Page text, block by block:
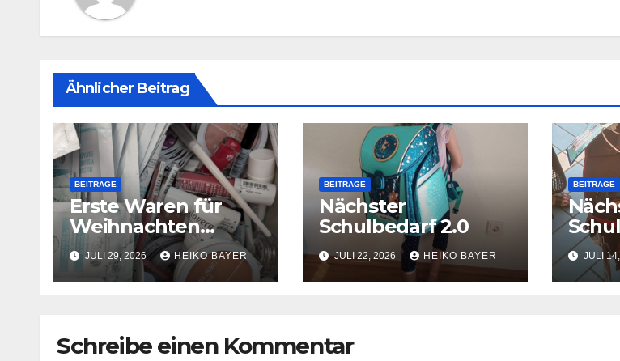
Ähnlicher Beitrag
BEITRÄGE
Erste Waren für
Weihnachten
eingetroffen
JULI 29, 2026 HEIKO BAYER
BEITRÄGE
Nächster
Schulbedarf 2.0
JULI 22, 2026 HEIKO BAYER
BEITRÄGE
JULI
Schreibe einen Kommentar